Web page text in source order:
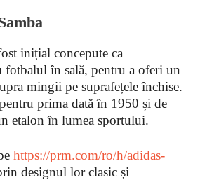
inițial concepute ca
fotbalul în sală, pentru a oferi un
mingii pe suprafețele închise.
prima dată în 1950 și de
etalon în lumea sportului.
https://prm.com/ro/h/adidas-
designul lor clasic și